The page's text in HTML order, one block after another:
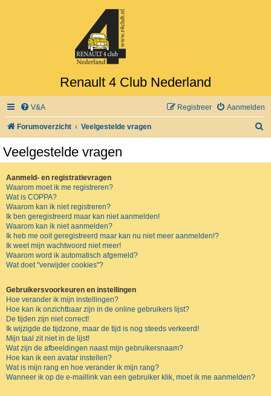
Renault 4 Club Nederland
V&A Aanmelden
Registreer
Forumoverzicht Veelgestelde vragen
Veelgestelde vragen
Aanmeld- en registratievragen
Waarom moet ik me registreren?
Wat is COPPA?
Waarom kan ik niet registreren?
Ik ben geregistreerd maar kan niet aanmelden!
Waarom kan ik niet aanmelden?
Ik heb me ooit geregistreerd maar kan nu niet meer aanmelden!?
Ik weet mijn wachtwoord niet meer!
Waarom word ik automatisch afgemeld?
Wat doet "verwijder cookies"?
Gebruikersvoorkeuren en instellingen
Hoe verander ik mijn instellingen?
Hoe kan ik onzichtbaar zijn in de online gebruikers lijst?
De tijden zijn niet correct!
Ik wijzigde de tijdzone, maar de tijd is nog steeds verkeerd!
Mijn taal zit niet in de lijst!
Wat zijn de afbeeldingen naast mijn gebruikersnaam?
Hoe kan ik een avatar instellen?
Wat is mijn rang en hoe verander ik mijn rang?
Wanneer ik op de e-maillink van een gebruiker klik, moet ik me aanmelden?